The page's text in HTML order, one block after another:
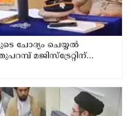
ചോദ്യം ചെയ്യല്‍
മജിസ്ട്രേറ്റിന്